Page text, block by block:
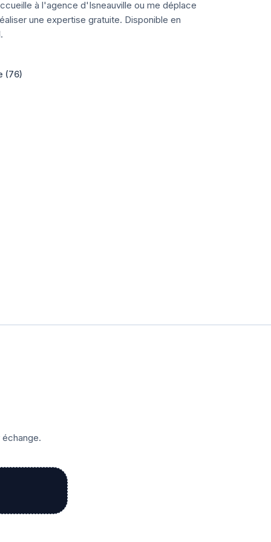
à l'agence d'Isneauville ou me déplace
une expertise gratuite. Disponible en
(76)